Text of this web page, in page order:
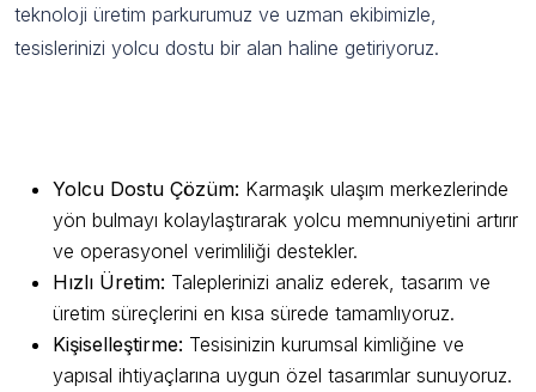
teknoloji üretim parkurumuz ve uzman ekibimizle,
tesislerinizi yolcu dostu bir alan haline getiriyoruz.
Yolcu Dostu Çözüm: Karmaşık ulaşım merkezlerinde
yön bulmayı kolaylaştırarak yolcu memnuniyetini artırır
ve operasyonel verimliliği destekler.
Hızlı Üretim: Taleplerinizi analiz ederek, tasarım ve
üretim süreçlerini en kısa sürede tamamlıyoruz.
Kişiselleştirme: Tesisinizin kurumsal kimliğine ve
yapısal ihtiyaçlarına uygun özel tasarımlar sunuyoruz.